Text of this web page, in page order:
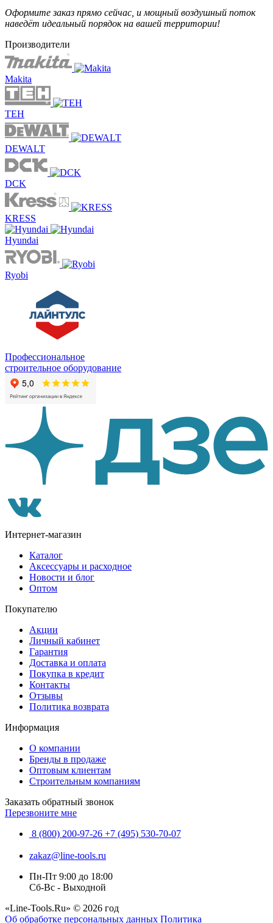
Оформите заказ прямо сейчас, и мощный воздушный поток
наведёт идеальный порядок на вашей территории!
Производители
Makita
TEH
DEWALT
DCK
KRESS
Hyundai
Ryobi
Профессиональное
строительное оборудование
Интернет-магазин
Каталог
Аксессуары и расходное
Новости и блог
Оптом
Покупателю
Акции
Личный кабинет
Гарантия
Доставка и оплата
Покупка в кредит
Контакты
Отзывы
Политика возврата
Информация
О компании
Бренды в продаже
Оптовым клиентам
Строительным компаниям
Заказать обратный звонок
Перезвоните мне
8 (800) 200-97-26 +7 (495) 530-70-07
zakaz@line-tools.ru
Пн-Пт 9:00 до 18:00
Сб-Вс - Выходной
«Line-Tools.Ru» © 2026 год
Об обработке персональных данных Политика